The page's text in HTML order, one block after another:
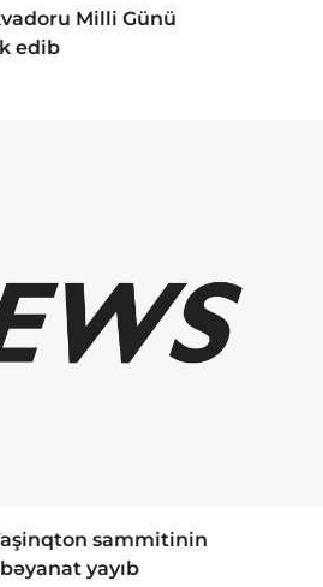
Milli Günü
edib
sammitinin
yayıb